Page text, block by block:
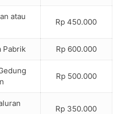
atau
Rp 450.000
Pabrik Rp 600.000
Rp 500.000
Rp 350.000